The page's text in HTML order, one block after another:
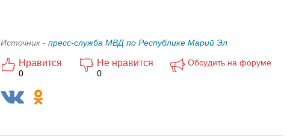
Источник - пресс-служба МВД по Республике Марий Эл
Нравится
0
Не нравится
0
Обсудить на форуме